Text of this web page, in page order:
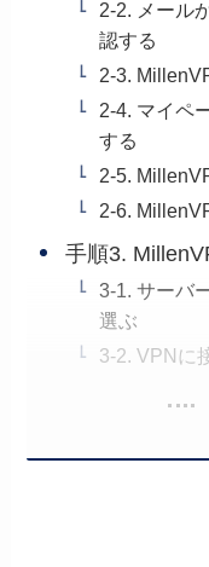
2-2. メール
認する
2-3.
2-4. マイペ
する
2-5.
2-6.
手順3.
3-1. サーバ
選ぶ
3-2. VPNに